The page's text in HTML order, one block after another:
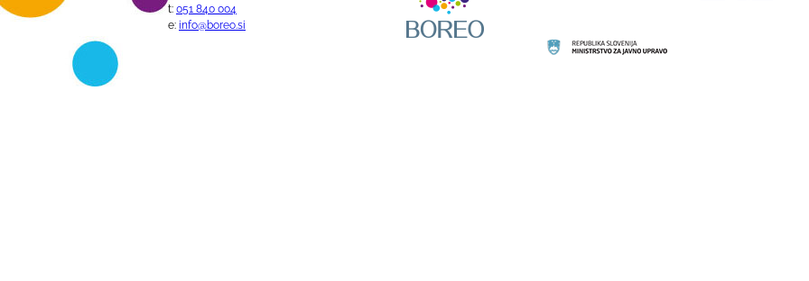
t: 051 840 004
e: info@boreo.si